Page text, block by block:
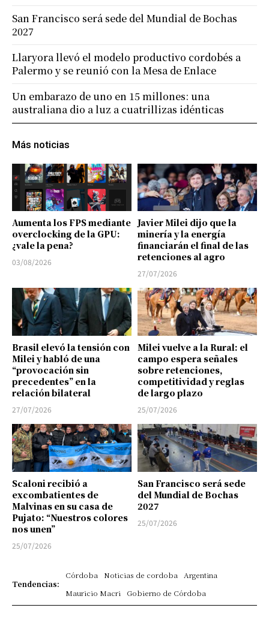
Más noticias
Aumenta los FPS mediante
overclocking de la GPU:
¿vale la pena?
03/08/2026
Javier Milei dijo que la
minería y la energía
financiarán el final de las
retenciones al agro
27/07/2026
Brasil elevó la tensión con
Milei y habló de una
“provocación sin
precedentes” en la
relación bilateral
27/07/2026
Milei vuelve a la Rural: el
campo espera señales
sobre retenciones,
competitividad y reglas
de largo plazo
25/07/2026
Scaloni recibió a
excombatientes de
Malvinas en su casa de
Pujato: “Nuestros colores
nos unen”
25/07/2026
San Francisco será sede
del Mundial de Bochas
2027
25/07/2026
Tendencias:
Córdoba Noticias de cordoba
Argentina
Mauricio Macri
Gobierno de Córdoba
San Francisco será sede del Mundial de Bochas
2027
Llaryora llevó el modelo productivo cordobés a
Palermo y se reunió con la Mesa de Enlace
Un embarazo de uno en 15 millones: una
australiana dio a luz a cuatrillizas idénticas